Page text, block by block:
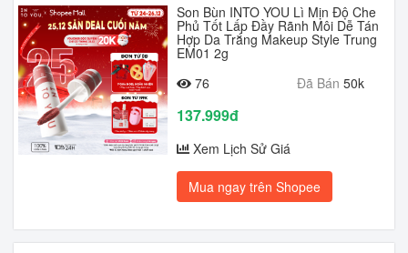
Son Bùn INTO YOU Lì Mịn Độ Che
Phủ Tốt Lấp Đầy Rãnh Môi Dễ Tán
Hợp Da Trắng Makeup Style Trung
EM01 2g
76
Đã Bán 50k
137.999đ
Xem Lịch Sử Giá
Mua ngay trên Shopee